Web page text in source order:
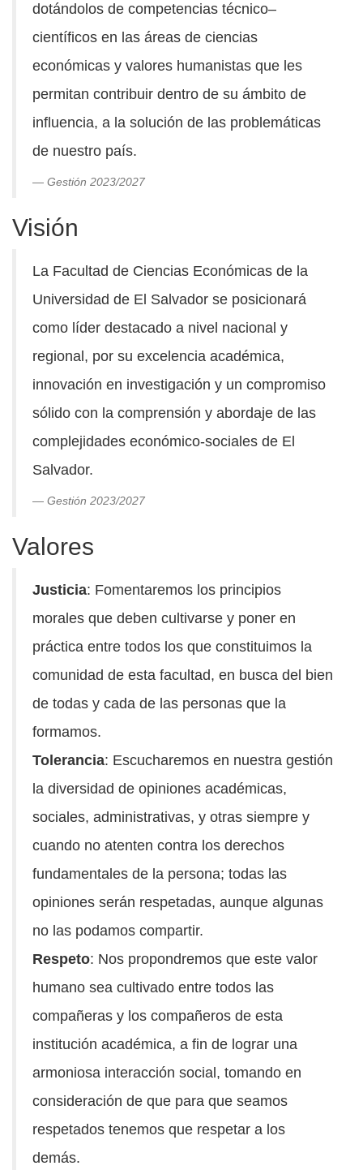
dotándolos de competencias técnico–
científicos en las áreas de ciencias
económicas y valores humanistas que les
permitan contribuir dentro de su ámbito de
influencia, a la solución de las problemáticas
de nuestro país.
Gestión 2023/2027
Visión
La Facultad de Ciencias Económicas de la
Universidad de El Salvador se posicionará
como líder destacado a nivel nacional y
regional, por su excelencia académica,
innovación en investigación y un compromiso
sólido con la comprensión y abordaje de las
complejidades económico-sociales de El
Salvador.
Gestión 2023/2027
Valores
Justicia: Fomentaremos los principios
morales que deben cultivarse y poner en
práctica entre todos los que constituimos la
comunidad de esta facultad, en busca del bien
de todas y cada de las personas que la
formamos.
Tolerancia: Escucharemos en nuestra gestión
la diversidad de opiniones académicas,
sociales, administrativas, y otras siempre y
cuando no atenten contra los derechos
fundamentales de la persona; todas las
opiniones serán respetadas, aunque algunas
no las podamos compartir.
Respeto: Nos propondremos que este valor
humano sea cultivado entre todos las
compañeras y los compañeros de esta
institución académica, a fin de lograr una
armoniosa interacción social, tomando en
consideración de que para que seamos
respetados tenemos que respetar a los
demás.